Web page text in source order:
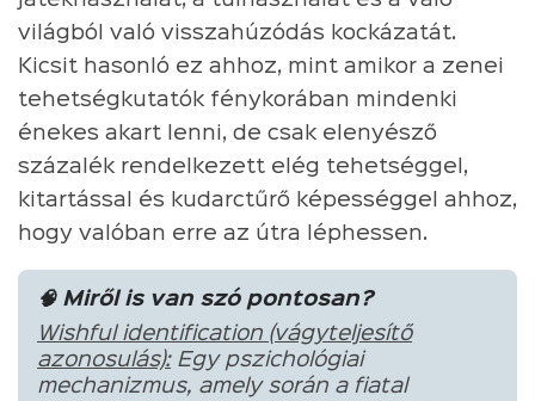
világból való visszahúzódás kockázatát.
Kicsit hasonló ez ahhoz, mint amikor a zenei
tehetségkutatók fénykorában mindenki
énekes akart lenni, de csak elenyésző
százalék rendelkezett elég tehetséggel,
kitartással és kudarctűrő képességgel ahhoz,
hogy valóban erre az útra léphessen.
🧠 Miről is van szó pontosan?
Wishful identification (vágyteljesítő
azonosulás):Egy pszichológiai
mechanizmus, amely során a fiatal